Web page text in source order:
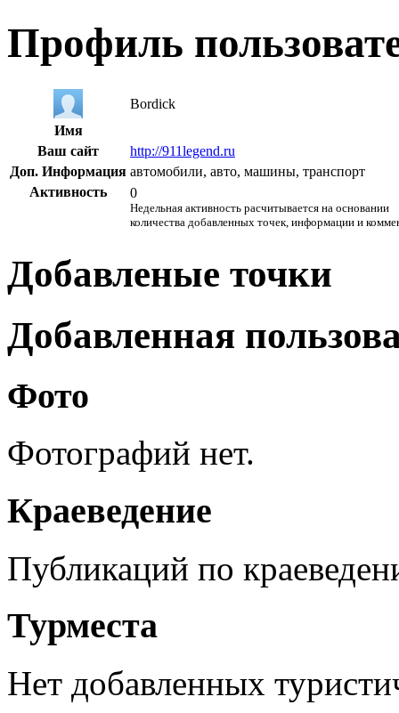
Профиль
Bordick
Имя
Ваш сайт
http://911legend.ru
Доп. Информация автомобили, авто, машины, транспорт
Активность
0
Недельная активность расчитывается на основании
количества добавленных точек, информации и
Добавленые точки
Добавленная
Фото
Фотографий нет.
Краеведение
Публикаций по
Турместа
Нет добавленных